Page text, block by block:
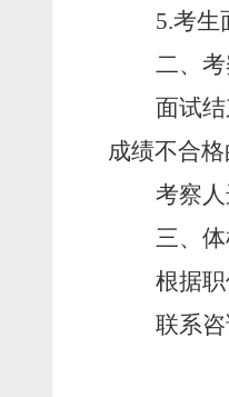
5.考生
二、
面试
成绩不合格
考察
三、
根据
联系咨